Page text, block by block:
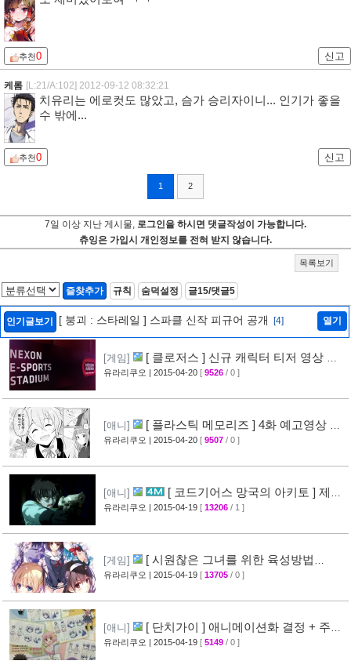
추천0 신고
케롬 [L:21/A:102] 2012-09-12 08:32:21
치유리는 에로컷도 많았고, 슴가 승리자이니... 인기가 좋을
수 밖에...
추천0 신고
1 2
7일 이상 지난 게시물, 로그인을 하시면 댓글작성이 가능합니다.
츄잉은 가입시 개인정보를 전혀 받지 않습니다.
목록보기
즐찾추가 규칙 숨덕설정 글15/댓글5
인기글보기 [ 붕괴 : 스타레일 ] 스파클 신작 피규어 공개 [4] 열기
[게임]
[ 클로저스 ] 신규 캐릭터 티저 영상 공
개 [42]
유라리쿠오 | 2015-04-20 [ 9526 / 0 ]
[애니]
[ 플라스틱 메모리즈 ] 4화 예고영상 +
애니메이션 비교 화면 공개
유라리쿠오 | 2015-04-20 [ 9507 / 0 ]
[애니]
[ 코드기어스 망국의 아키토 ] 제3
장 다이제스트 10분영상 공개
유라리쿠오 | 2015-04-19 [ 13206 / 1 ]
[게임]
[ 시원찮은 그녀를 위한 육성방법
blessing flowers ] 캐릭터 소개 영상 공개
유라리쿠오 | 2015-04-19 [ 13705 / 0 ]
[애니]
[ 단치가이 ] 애니메이션화 결정 + 주요
성우진 공개 [27]
유라리쿠오 | 2015-04-19 [ 5149 / 0 ]